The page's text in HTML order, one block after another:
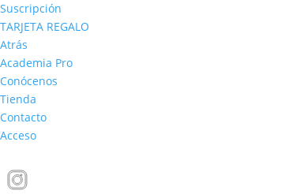
Suscripción
TARJETA REGALO
Atrás
Academia Pro
Conócenos
Tienda
Contacto
Acceso